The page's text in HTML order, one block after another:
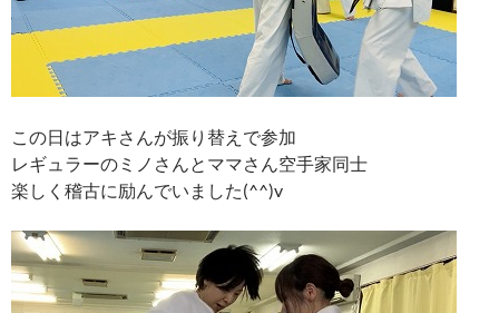
この日はアキさんが振り替えで参加
レギュラーのミノさんとママさん空手家同士
楽しく稽古に励んでいました(^^)v